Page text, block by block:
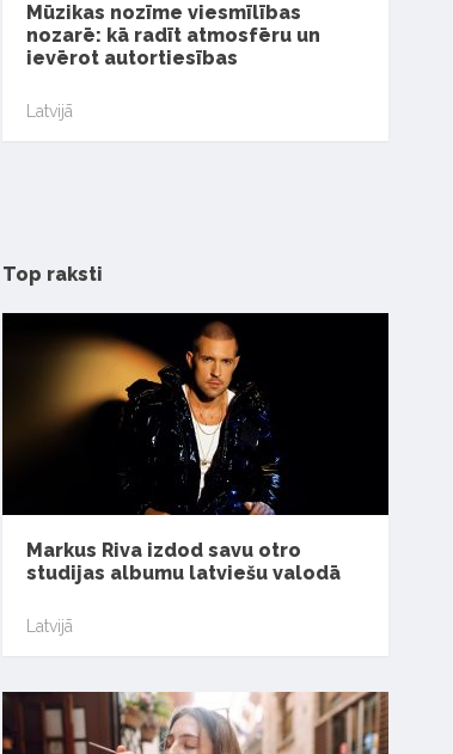
Mūzikas nozīme viesmīlības
nozarē: kā radīt atmosfēru un
ievērot autortiesības
Latvijā
Top raksti
Markus Riva izdod savu otro
studijas albumu latviešu valodā
Latvijā